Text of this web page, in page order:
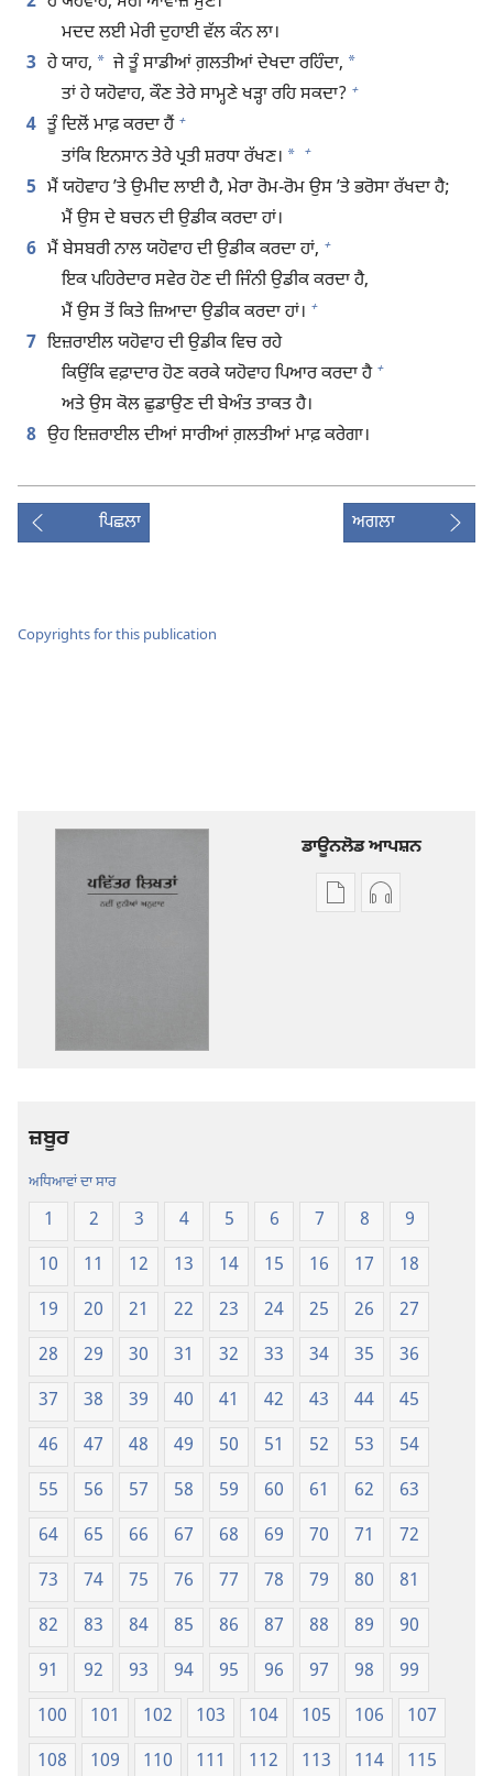
ਮਦਦ ਲਈ ਮੇਰੀ ਦੁਹਾਈ ਵੱਲ ਕੰਨ ਲਾ।
3 ਹੇ ਯਾਹ, * ਜੇ ਤੂੰ ਸਾਡੀਆਂ ਗ਼ਲਤੀਆਂ ਦੇਖਦਾ ਰਹਿੰਦਾ, *
ਤਾਂ ਹੇ ਯਹੋਵਾਹ, ਕੌਣ ਤੇਰੇ ਸਾਮ੍ਹਣੇ ਖੜ੍ਹਾ ਰਹਿ ਸਕਦਾ? +
4 ਤੂੰ ਦਿਲੋਂ ਮਾਫ਼ ਕਰਦਾ ਹੈਂ +
ਤਾਂਕਿ ਇਨਸਾਨ ਤੇਰੇ ਪ੍ਰਤੀ ਸ਼ਰਧਾ ਰੱਖਣ। * +
5 ਮੈਂ ਯਹੋਵਾਹ ʼਤੇ ਉਮੀਦ ਲਾਈ ਹੈ, ਮੇਰਾ ਰੋਮ-ਰੋਮ ਉਸ ʼਤੇ ਭਰੋਸਾ ਰੱਖਦਾ ਹੈ;
ਮੈਂ ਉਸ ਦੇ ਬਚਨ ਦੀ ਉਡੀਕ ਕਰਦਾ ਹਾਂ।
6 ਮੈਂ ਬੇਸਬਰੀ ਨਾਲ ਯਹੋਵਾਹ ਦੀ ਉਡੀਕ ਕਰਦਾ ਹਾਂ, +
ਇਕ ਪਹਿਰੇਦਾਰ ਸਵੇਰ ਹੋਣ ਦੀ ਜਿੰਨੀ ਉਡੀਕ ਕਰਦਾ ਹੈ,
ਮੈਂ ਉਸ ਤੋਂ ਕਿਤੇ ਜ਼ਿਆਦਾ ਉਡੀਕ ਕਰਦਾ ਹਾਂ। +
7 ਇਜ਼ਰਾਈਲ ਯਹੋਵਾਹ ਦੀ ਉਡੀਕ ਵਿਚ ਰਹੇ
ਕਿਉਂਕਿ ਵਫ਼ਾਦਾਰ ਹੋਣ ਕਰਕੇ ਯਹੋਵਾਹ ਪਿਆਰ ਕਰਦਾ ਹੈ +
ਅਤੇ ਉਸ ਕੋਲ ਛੁਡਾਉਣ ਦੀ ਬੇਅੰਤ ਤਾਕਤ ਹੈ।
8 ਉਹ ਇਜ਼ਰਾਈਲ ਦੀਆਂ ਸਾਰੀਆਂ ਗ਼ਲਤੀਆਂ ਮਾਫ਼ ਕਰੇਗਾ।
ਪਿਛਲਾ ਅਗਲਾ
Copyrights for this publication
ਡਾਊਨਲੋਡ ਆਪਸ਼ਨ
ਡਿਜੀਟਲਆਡੀਓ
ਜ਼ਬੂਰ
ਅਧਿਆਵਾਂ ਦਾ ਸਾਰ
1 2 3 4 5 6 7 8
9
10
11 12 13 14 15 16 17
18
19
20 21 22 23 24 25 26
27
28
29 30 31 32 33 34 35
36
37
38 39 40 41 42 43 44
45
46
47 48 49 50 51 52 53
54
55
56 57 58 59 60 61 62
63
64
65 66 67 68 69 70 71
72
73
74 75 76 77 78 79 80
81
82
83 84 85 86 87 88 89
90
91
92 93 94 95 96 97 98
99
100
101 102 103 104 105 106
107
108
109 110 111 112 113 114
115